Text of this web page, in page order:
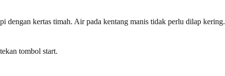
dengan kertas timah. Air pada kentang manis tidak perlu dilap kering.
tombol start.